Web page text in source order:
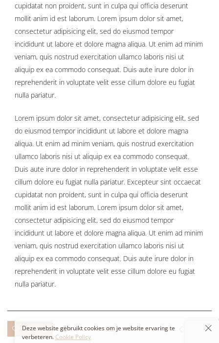
cupidatat non proident, sunt in culpa qui officia deserunt
mollit anim id est laborum. Lorem ipsum dolor sit amet,
consectetur adipisicing elit, sed do eiusmod tempor
incididunt ut labore et dolore magna aliqua. Ut enim ad minim
veniam, quis nostrud exercitation ullamco laboris nisi ut
aliquip ex ea commodo consequat. Duis aute irure dolor in
reprehenderit in voluptate velit esse cillum dolore eu fugiat
nulla pariatur.
Lorem ipsum dolor sit amet, consectetur adipisicing elit, sed
do eiusmod tempor incididunt ut labore et dolore magna
aliqua. Ut enim ad minim veniam, quis nostrud exercitation
ullamco laboris nisi ut aliquip ex ea commodo consequat.
Duis aute irure dolor in reprehenderit in voluptate velit esse
cillum dolore eu fugiat nulla pariatur. Excepteur sint occaecat
cupidatat non proident, sunt in culpa qui officia deserunt
mollit anim id est laborum. Lorem ipsum dolor sit amet,
consectetur adipisicing elit, sed do eiusmod tempor
incididunt ut labore et dolore magna aliqua. Ut enim ad minim
veniam, quis nostrud exercitation ullamco laboris nisi ut
aliquip ex ea commodo consequat. Duis aute irure dolor in
reprehenderit in voluptate velit esse cillum dolore eu fugiat
nulla pariatur.
93 likes
Deze website gebruikt cookies om je website ervaring te
verbeteren. Cookie Policy